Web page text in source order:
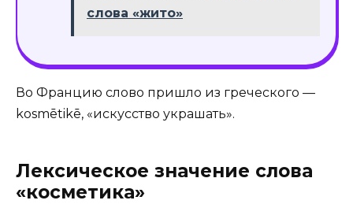
слова «жито»
Во Францию слово пришло из греческого —
kosmētikē, «искусство украшать».
Лексическое значение слова
«косметика»